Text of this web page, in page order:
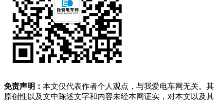
免责声明： 本文仅代表作者个人观点，与我爱电车网无关。其
原创性以及文中陈述文字和内容未经本网证实，对本文以及其